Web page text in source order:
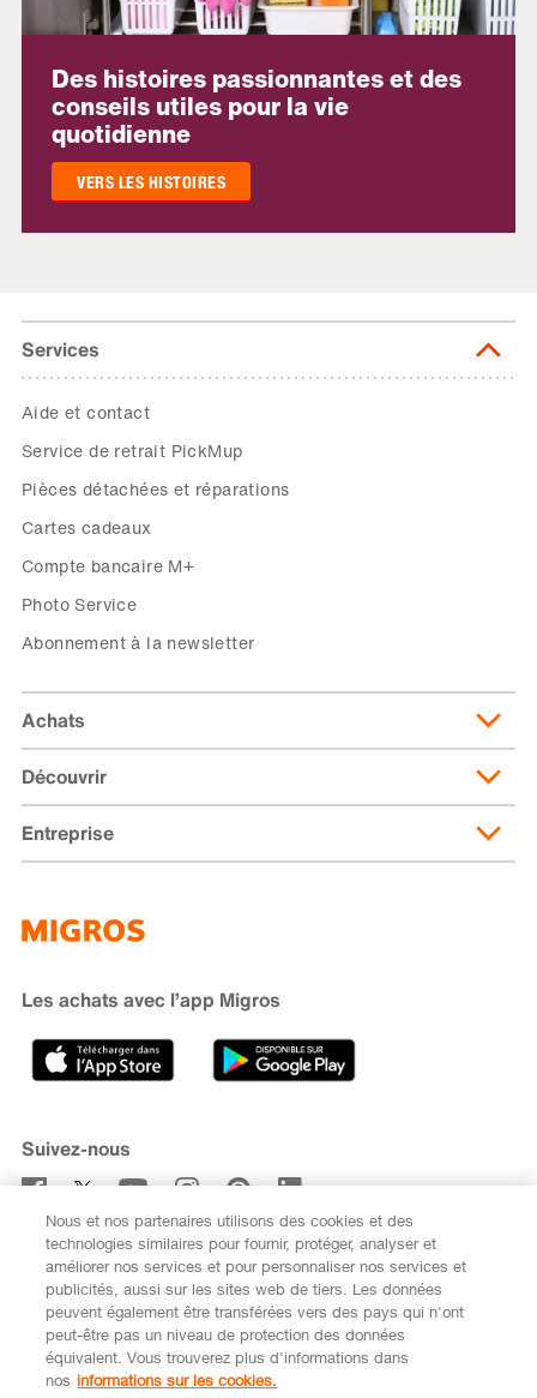
Des histoires passionnantes et des
conseils utiles pour la vie
quotidienne
VERS LES HISTOIRES
Services
Aide et contact
Service de retrait PickMup
Pièces détachées et réparations
Cartes cadeaux
Compte bancaire M+
Photo Service
Abonnement à la newsletter
Achats
Livraison et frais de livraison
Abonnement de livraison
Moyens de paiement
Cumulus
Recherche de magasin
Découvrir
Migusto
iMpuls
Banque Migros
Entreprise
Développement durable
Carrière
Sponsoring
Médias
Code de conduite et signalement
Les achats avec l’app Migros
Suivez-nous
S’abonner à la newsletter
FR
Nous et nos partenaires utilisons des cookies et des
technologies similaires pour fournir, protéger, analyser et
améliorer nos services et pour personnaliser nos services et
publicités, aussi sur les sites web de tiers. Les données
peuvent également être transférées vers des pays qui n'ont
peut-être pas un niveau de protection des données
équivalent. Vous trouverez plus d'informations dans
nos informations sur les cookies.